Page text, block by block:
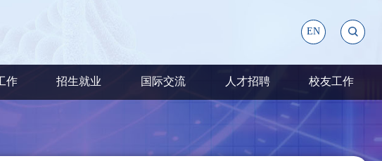
EN
作 招生就业 国际交流 人才招聘 校友工作